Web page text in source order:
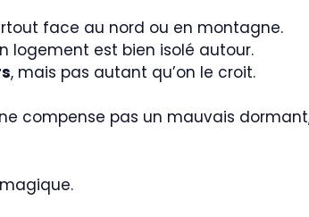
face au nord ou en montagne.
logement est bien isolé autour.
, mais pas autant qu’on le croit.
compense pas un mauvais